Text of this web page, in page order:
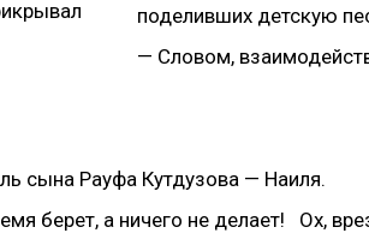
поделивших детскую
— Словом,
сына Рауфа Кутдузова — Наиля.
берет, а ничего не делает! Ох,